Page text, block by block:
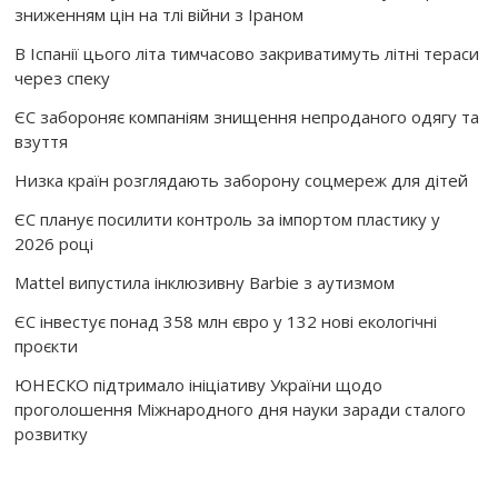
зниженням цін на тлі війни з Іраном
В Іспанії цього літа тимчасово закриватимуть літні тераси
через спеку
ЄС забороняє компаніям знищення непроданого одягу та
взуття
Низка країн розглядають заборону соцмереж для дітей
ЄС планує посилити контроль за імпортом пластику у
2026 році
Mattel випустила інклюзивну Barbie з аутизмом
ЄС інвестує понад 358 млн євро у 132 нові екологічні
проєкти
ЮНЕСКО підтримало ініціативу України щодо
проголошення Міжнародного дня науки заради сталого
розвитку